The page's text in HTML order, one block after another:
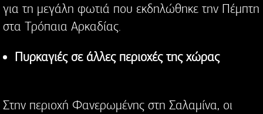
για τη μεγάλη φωτιά που εκδηλώθηκε την Πέμπτη
στα Τρόπαια Αρκαδίας.
Πυρκαγιές σε άλλες περιοχές της χώρας
Στην περιοχή Φανερωμένης στη Σαλαμίνα, οι